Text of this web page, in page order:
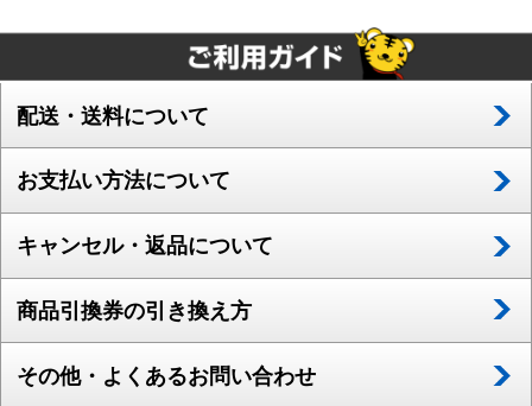
配送・送料について
お支払い方法について
キャンセル・返品について
商品引換券の引き換え方
その他・よくあるお問い合わせ